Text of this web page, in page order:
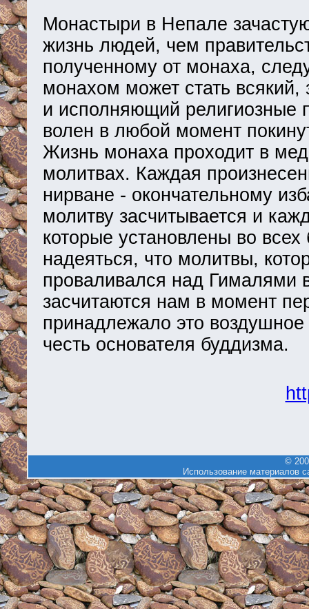
Монастыри в Непале
жизнь людей, чем
полученному от монаха,
монахом может стать
и исполняющий религиозные
волен в любой момент
Жизнь монаха проходит в
молитвах. Каждая
нирване - окончательному
молитву засчитывается и
которые установлены во
надеяться, что молитвы,
проваливался над Гималями
засчитаются нам в момент
принадлежало это
честь основателя буддизма.
©
Использование материалов